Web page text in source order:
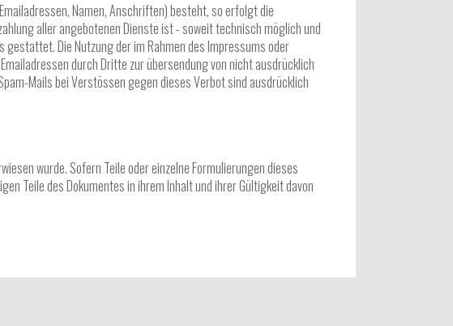
Namen, Anschriften) besteht, so erfolgt die
aller angebotenen Dienste ist - soweit technisch möglich und
Die Nutzung der im Rahmen des Impressums oder
durch Dritte zur übersendung von nicht ausdrücklich
Mails bei Verstössen gegen dieses Verbot sind ausdrücklich
wurde. Sofern Teile oder einzelne Formulierungen dieses
Teile des Dokumentes in ihrem Inhalt und ihrer Gültigkeit davon